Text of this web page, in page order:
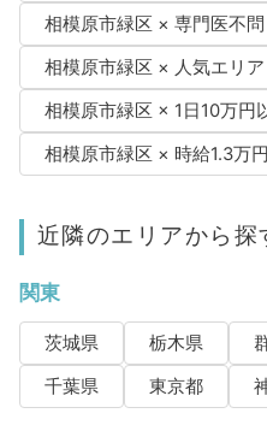
相模原市緑区 × 専門医不問
相模原市緑区 × 人気エリア
相模原市緑区 × 1日10万円
相模原市緑区 × 時給1.3万
近隣のエリアから探
関東
茨城県 栃木県
千葉県
東京都